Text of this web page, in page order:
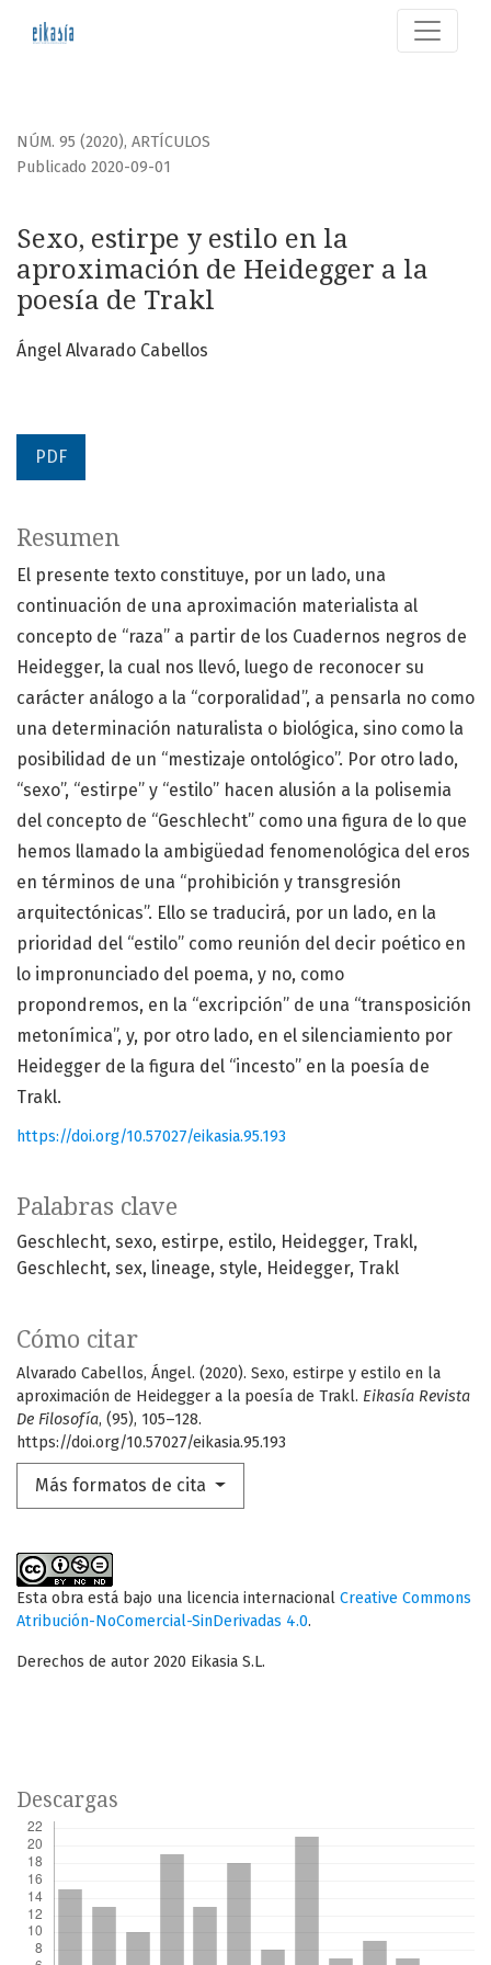
Sexo, estirpe y estilo en la aproximación de Heidegger a
NÚM. 95 (2020), ARTÍCULOS
Sexo, estirpe y estilo en la
aproximación de Heidegger a la
poesía de Trakl
Publicado 2020-09-01
Ángel Alvarado Cabellos
PDF
Palabras clave
Geschlecht sexo estirpe estilo Heidegger Trakl
Geschlecht sex lineage style Heidegger Trakl
Cómo citar
Alvarado Cabellos, Ángel. (2020). Sexo, estirpe y estilo en la
aproximación de Heidegger a la poesía de Trakl. Eikasía Revista
De Filosofía, (95), 105–128.
https://doi.org/10.57027/eikasia.95.193
Más formatos de cita
Resumen
El presente texto constituye, por un lado, una
continuación de una aproximación materialista al
concepto de “raza” a partir de los Cuadernos negros de
Heidegger, la cual nos llevó, luego de reconocer su
carácter análogo a la “corporalidad”, a pensarla no como
una determinación naturalista o biológica, sino como la
posibilidad de un “mestizaje ontológico”. Por otro lado,
“sexo”, “estirpe” y “estilo” hacen alusión a la polisemia
del concepto de “Geschlecht” como una figura de lo que
hemos llamado la ambigüedad fenomenológica del eros
en términos de una “prohibición y transgresión
arquitectónicas”. Ello se traducirá, por un lado, en la
prioridad del “estilo” como reunión del decir poético en
lo impronunciado del poema, y no, como
propondremos, en la “excripción” de una “transposición
metonímica”, y, por otro lado, en el silenciamiento por
Heidegger de la figura del “incesto” en la poesía de
Trakl.
https://doi.org/10.57027/eikasia.95.193
Esta obra está bajo una licencia internacional Creative Commons
Atribución-NoComercial-SinDerivadas 4.0.
Derechos de autor 2020 Eikasia S.L.
Descargas